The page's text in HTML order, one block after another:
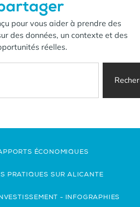
pour vous aider à prendre des
des données, un contexte et des
réelles.
ÉCONOMIQUES
PRATIQUES SUR ALICANTE
- INFOGRAPHIES